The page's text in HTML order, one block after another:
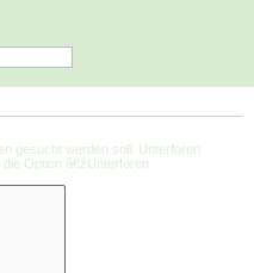
gesucht werden soll. Unterforen
Option â€žUnterforen